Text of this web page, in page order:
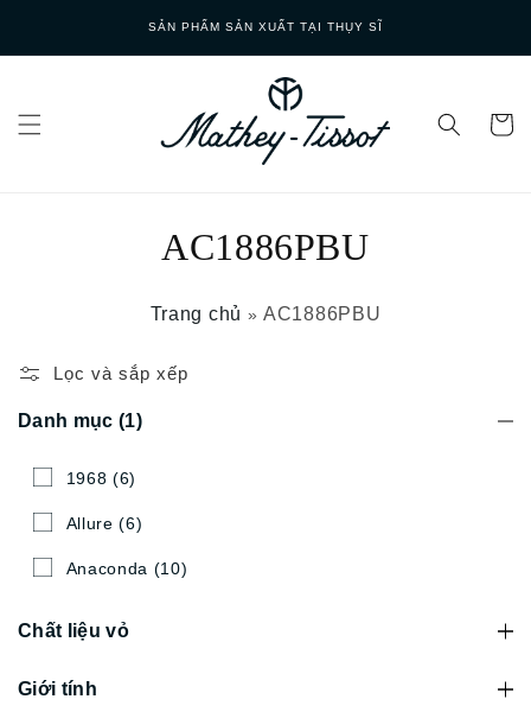
SẢN PHẨM SẢN XUẤT TẠI THỤY SĨ
AC1886PBU
Trang chủ »AC1886PBU
Lọc và sắp xếp
Danh mục (1)
1968 (6)
Allure (6)
Anaconda (10)
Chất liệu vỏ
Giới tính